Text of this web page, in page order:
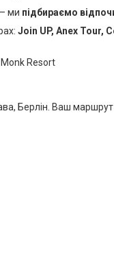
ми підбираємо
Join UP, Anex Tour,
Resort
Берлін. Ваш